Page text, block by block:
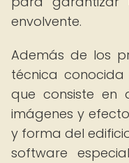
envolvente.
Además de los
técnica
que consiste en
imágenes y
y forma del
software